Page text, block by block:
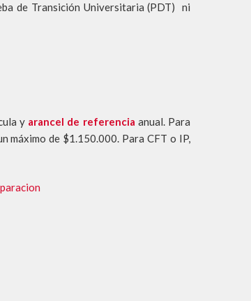
de Transición Universitaria (PDT) ni
y arancel de referencia anual. Para
máximo de $1.150.000. Para CFT o IP,